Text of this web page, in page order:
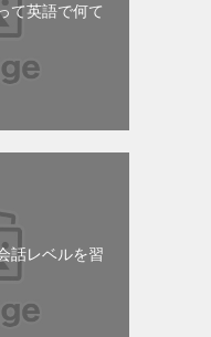
て英語で何て
話レベルを習